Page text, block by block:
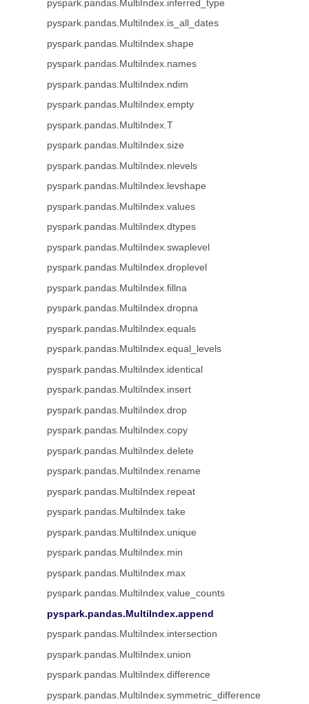
pyspark.pandas.MultiIndex.inferred_type
pyspark.pandas.MultiIndex.is_all_dates
pyspark.pandas.MultiIndex.shape
pyspark.pandas.MultiIndex.names
pyspark.pandas.MultiIndex.ndim
pyspark.pandas.MultiIndex.empty
pyspark.pandas.MultiIndex.T
pyspark.pandas.MultiIndex.size
pyspark.pandas.MultiIndex.nlevels
pyspark.pandas.MultiIndex.levshape
pyspark.pandas.MultiIndex.values
pyspark.pandas.MultiIndex.dtypes
pyspark.pandas.MultiIndex.swaplevel
pyspark.pandas.MultiIndex.droplevel
pyspark.pandas.MultiIndex.fillna
pyspark.pandas.MultiIndex.dropna
pyspark.pandas.MultiIndex.equals
pyspark.pandas.MultiIndex.equal_levels
pyspark.pandas.MultiIndex.identical
pyspark.pandas.MultiIndex.insert
pyspark.pandas.MultiIndex.drop
pyspark.pandas.MultiIndex.copy
pyspark.pandas.MultiIndex.delete
pyspark.pandas.MultiIndex.rename
pyspark.pandas.MultiIndex.repeat
pyspark.pandas.MultiIndex.take
pyspark.pandas.MultiIndex.unique
pyspark.pandas.MultiIndex.min
pyspark.pandas.MultiIndex.max
pyspark.pandas.MultiIndex.value_counts
pyspark.pandas.MultiIndex.append
pyspark.pandas.MultiIndex.intersection
pyspark.pandas.MultiIndex.union
pyspark.pandas.MultiIndex.difference
pyspark.pandas.MultiIndex.symmetric_difference